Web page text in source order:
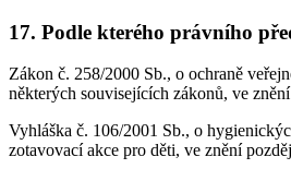
17. Podle kterého právního
Zákon č. 258/2000 Sb., o ochraně
některých souvisejících zákonů, ve
Vyhláška č. 106/2001 Sb., o
zotavovací akce pro děti, ve znění